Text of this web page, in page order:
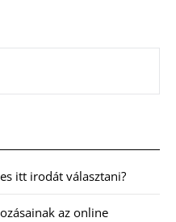
itt irodát választani?
az online